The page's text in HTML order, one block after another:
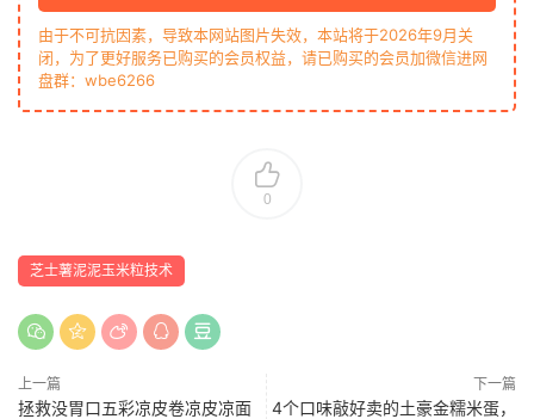
由于不可抗因素，导致本网站图片失效，本站将于2026年9月关
闭，为了更好服务已购买的会员权益，请已购买的会员加微信进网
盘群：wbe6266
0
芝士薯泥泥玉米粒技术
上一篇
拯救没胃口五彩凉皮卷凉皮凉面
下一篇
4个口味敲好卖的土豪金糯米蛋，